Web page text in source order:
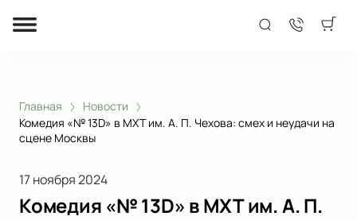
Главная
Новости
Комедия «№ 13D» в МХТ им. А. П. Чехова: смех и неудачи на
сцене Москвы
17 ноября 2024
Комедия «№ 13D» в МХТ им. А. П.